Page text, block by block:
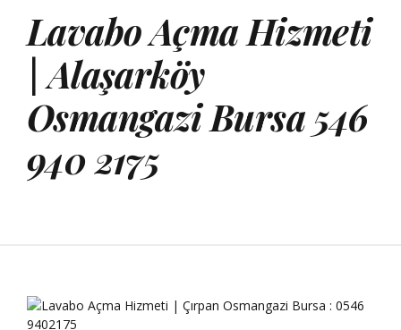
Lavabo Açma Hizmeti
| Alaşarköy
Osmangazi Bursa 546
940 2175